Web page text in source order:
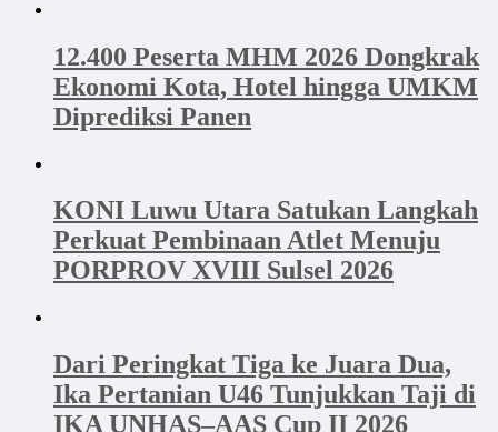
12.400 Peserta MHM 2026 Dongkrak
Ekonomi Kota, Hotel hingga UMKM
Diprediksi Panen
KONI Luwu Utara Satukan Langkah
Perkuat Pembinaan Atlet Menuju
PORPROV XVIII Sulsel 2026
Dari Peringkat Tiga ke Juara Dua,
Ika Pertanian U46 Tunjukkan Taji di
IKA UNHAS–AAS Cup II 2026